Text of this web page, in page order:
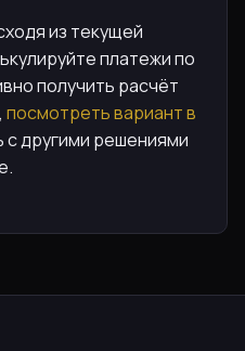
из текущей
платежи по
получить расчёт
посмотреть вариант в
с другими решениями